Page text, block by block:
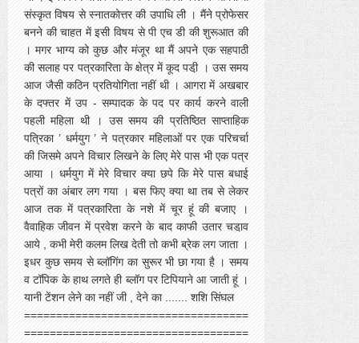
संस्कृत विषय से स्नातकोत्तर की उपाधि ली । मैंने प्रोफेसर
बनने की चाहत में इसी विषय से पी एच डी की शुरूआत की
। मगर भाग्य को कुछ और मंजूर था मैं अपने एक सहपाठी
की सलाह पर पत्रकारिता के क्षेत्र में कूद पडी़ । उस समय
आज जैसी कठिन प्रतियोगिता नहीं थी । आगरा में अखबार
के दफ्तर में उप - सम्पादक के पद पर कार्य करने वाली
पहली महिला थी । उस समय की प्रतिष्ठित साप्ताहिक
पत्रिका ’ धर्मयुग ’ ने पत्रकार महिलाओं पर एक परिचर्चा
की जिसमे अपने विचार लिखने के लिए मेरे पास भी एक पत्र
आया । धर्मयुग में मेरे विचार क्या छपे कि मेरे पास बधाई
पत्रों का अंबार लग गया । बस फिए क्या था तब से लेकर
आज तक में पत्रकारिता के नशे में चूर हूं की बजाए ।
वैवाहिक जीवन में प्रवेश करने के बाद काफी उतार चडा़व
आये , कभी मेरी कलम लिख देती तो कभी ब्रेक लग जाता ।
इधर कुछ समय से ब्लॉगिंग का सुरूर भी छा गया है । समय
व टॉपिक के हाथ लगते ही ब्लॉग पर टिपियाने आ जाती हूं ।
यानी टेंशन लेने का नहीं जी , देने का ....... शशि सिंघल
===================================
===================================